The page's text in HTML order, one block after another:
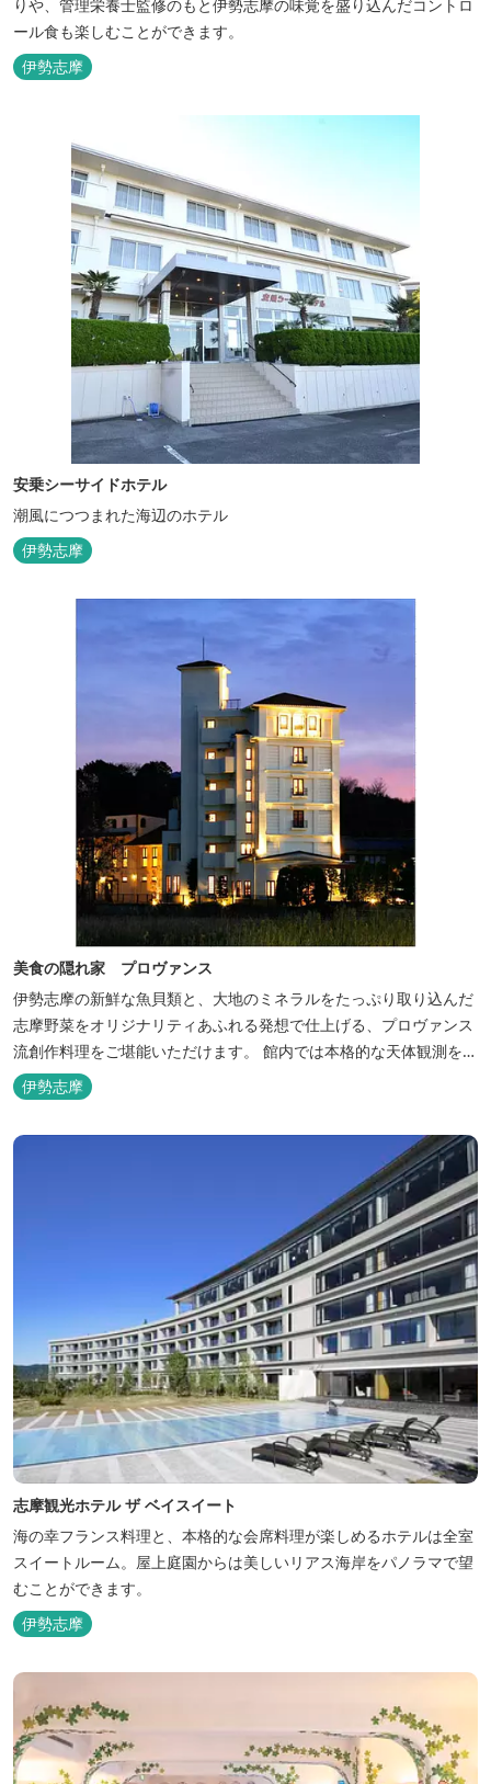
りや、管理栄養士監修のもと伊勢志摩の味覚を盛り込んだコントロ
ール食も楽しむことができます。
伊勢志摩
安乗シーサイドホテル
潮風につつまれた海辺のホテル
伊勢志摩
美食の隠れ家 プロヴァンス
伊勢志摩の新鮮な魚貝類と、大地のミネラルをたっぷり取り込んだ
志摩野菜をオリジナリティあふれる発想で仕上げる、プロヴァンス
流創作料理をご堪能いただけます。 館内では本格的な天体観測を日
数限定で開催。伊勢志摩の美しい星空を星空コンシェルジュがご案
内いたします。
伊勢志摩
志摩観光ホテル ザ ベイスイート
海の幸フランス料理と、本格的な会席料理が楽しめるホテルは全室
スイートルーム。屋上庭園からは美しいリアス海岸をパノラマで望
むことができます。
伊勢志摩